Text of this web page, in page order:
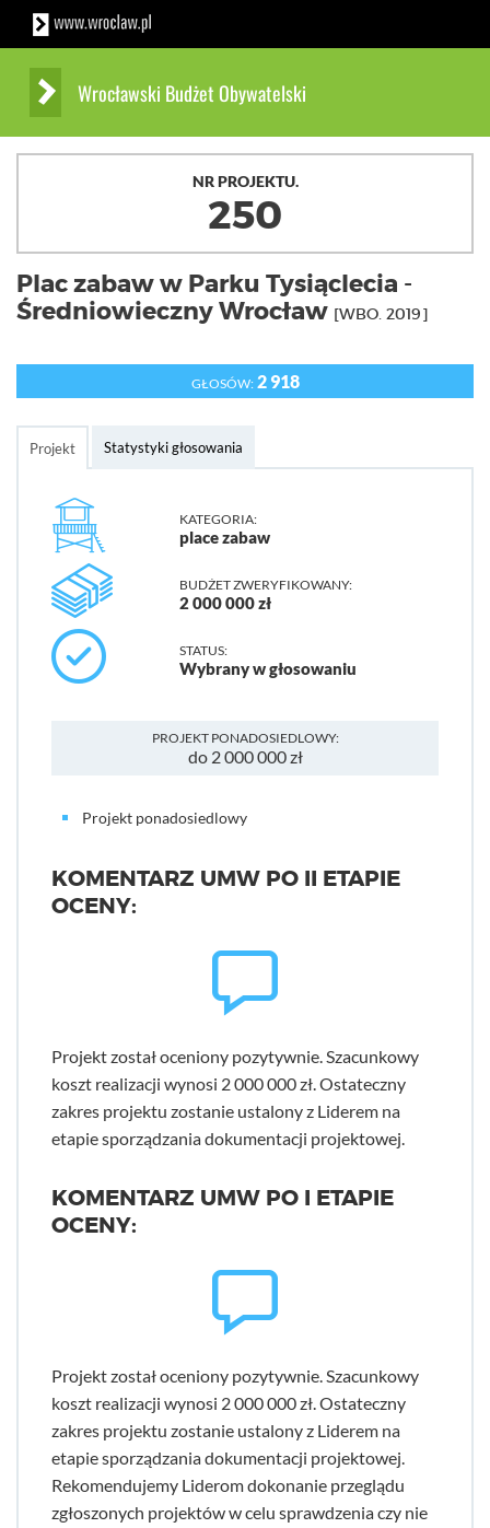
Wrocławski Budżet Obywatelski
NR PROJEKTU.
250
Plac zabaw w Parku Tysiąclecia -
Średniowieczny Wrocław [WBO. 2019]
GŁOSÓW:2 918
Projekt Statystyki głosowania
KATEGORIA:
place zabaw
BUDŻET ZWERYFIKOWANY:
2 000 000 zł
STATUS:
Wybrany w głosowaniu
PROJEKT PONADOSIEDLOWY:
do 2 000 000 zł
Projekt ponadosiedlowy
KOMENTARZ UMW PO II ETAPIE
OCENY:
Projekt został oceniony pozytywnie. Szacunkowy
koszt realizacji wynosi 2 000 000 zł. Ostateczny
zakres projektu zostanie ustalony z Liderem na
etapie sporządzania dokumentacji projektowej.
KOMENTARZ UMW PO I ETAPIE
OCENY:
Projekt został oceniony pozytywnie. Szacunkowy
koszt realizacji wynosi 2 000 000 zł. Ostateczny
zakres projektu zostanie ustalony z Liderem na
etapie sporządzania dokumentacji projektowej.
Rekomendujemy Liderom dokonanie przeglądu
zgłoszonych projektów w celu sprawdzenia czy nie